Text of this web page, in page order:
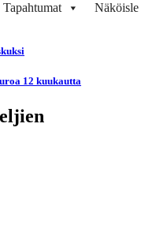
Tapahtumat
12 kuukautta